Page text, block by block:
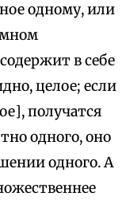
одному, или
в себе
целое; если
получатся
одного, оно
одного. А